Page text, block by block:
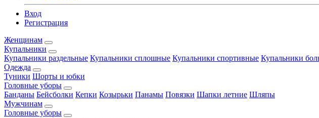
Вход
Регистрация
Женщинам
Купальники
Купальники раздельные Купальники сплошные Купальники спортивные Купальники
Одежда
Туники Шорты и юбки
Головные уборы
Банданы Бейсболки Кепки Козырьки Панамы Повязки Шапки летние Шляпы
Мужчинам
Головные уборы